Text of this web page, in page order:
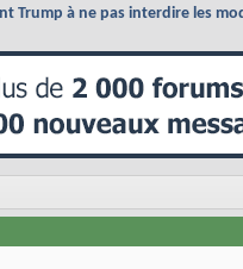
Trump à ne pas interdire les